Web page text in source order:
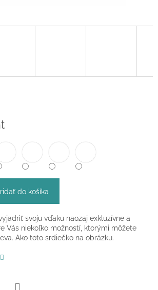
do košíka
svoju vďaku naozaj exkluzívne a
Vás niekoľko možností, ktorými môžete
Ako toto srdiečko na obrázku.